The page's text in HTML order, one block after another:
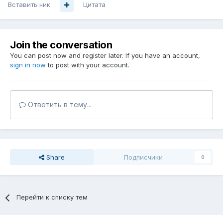
Вставить ник Цитата
Join the conversation
You can post now and register later. If you have an account,
sign in now to post with your account.
Ответить в тему...
Share Подписчики 0
Перейти к списку тем